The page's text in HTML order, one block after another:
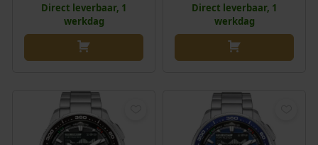
Direct leverbaar, 1
werkdag
Direct leverbaar, 1
werkdag